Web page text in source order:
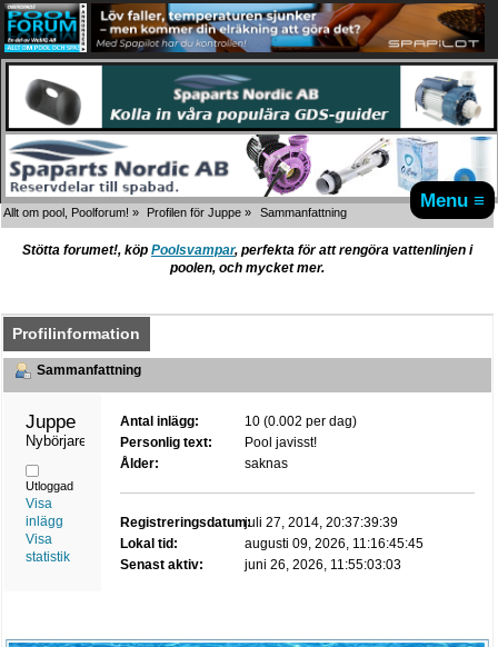
Menu ≡
Allt om pool, Poolforum! » Profilen för Juppe » Sammanfattning
Stötta forumet!, köp Poolsvampar, perfekta för att rengöra vattenlinjen i
poolen, och mycket mer.
Profilinformation
Sammanfattning
Juppe
Nybörjare
Utloggad
Visa
inlägg
Visa
statistik
Antal inlägg:
10 (0.002 per dag)
Personlig text:
Pool javisst!
Ålder:
saknas
Registreringsdatum:juli 27, 2014, 20:37:39:39
Lokal tid:
augusti 09, 2026, 11:16:45:45
Senast aktiv:
juni 26, 2026, 11:55:03:03